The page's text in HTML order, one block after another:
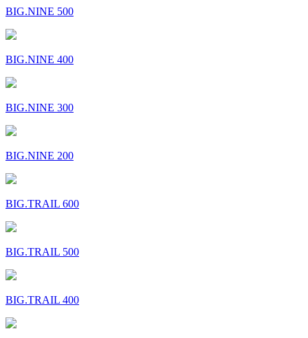
BIG.NINE 500
BIG.NINE 400
BIG.NINE 300
BIG.NINE 200
BIG.TRAIL 600
BIG.TRAIL 500
BIG.TRAIL 400